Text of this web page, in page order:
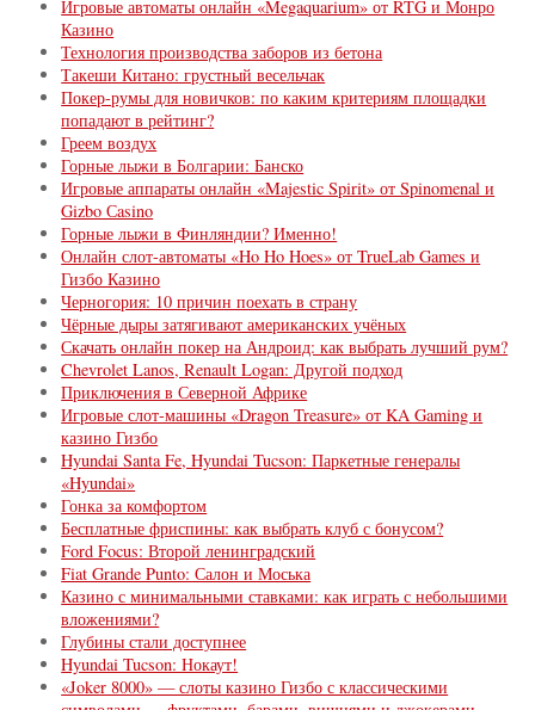
Игровые автоматы онлайн «Megaquarium» от RTG и Монро
Казино
Технология производства заборов из бетона
Такеши Китано: грустный весельчак
Покер-румы для новичков: по каким критериям площадки
попадают в рейтинг?
Греем воздух
Горные лыжи в Болгарии: Банско
Игровые аппараты онлайн «Majestic Spirit» от Spinomenal и
Gizbo Сasino
Горные лыжи в Финляндии? Именно!
Онлайн слот-автоматы «Ho Ho Hoes» от TrueLab Games и
Гизбо Казино
Черногория: 10 причин поехать в страну
Чёрные дыры затягивают американских учёных
Скачать онлайн покер на Андроид: как выбрать лучший рум?
Chevrolet Lanos, Renault Logan: Другой подход
Приключения в Северной Африке
Игровые слот-машины «Dragon Treasure» от KA Gaming и
казино Гизбо
Hyundai Santa Fe, Hyundai Tucson: Паркетные генералы
«Hyundai»
Гонка за комфортом
Бесплатные фриспины: как выбрать клуб с бонусом?
Ford Focus: Второй ленинградский
Fiat Grande Punto: Салон и Моська
Казино с минимальными ставками: как играть с небольшими
вложениями?
Глубины стали доступнее
Hyundai Tucson: Нокаут!
«Joker 8000» — слоты казино Гизбо с классическими